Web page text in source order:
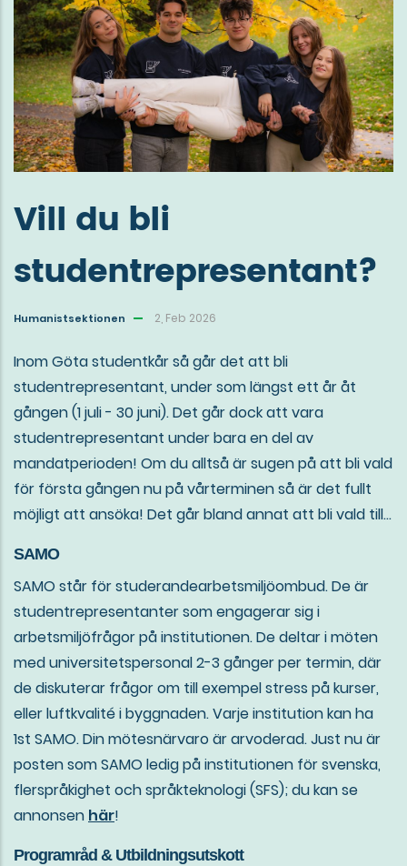
Vill du bli
studentrepresentant?
Humanistsektionen 2, Feb 2026
Inom Göta studentkår så går det att bli
studentrepresentant, under som längst ett år åt
gången (1 juli - 30 juni). Det går dock att vara
studentrepresentant under bara en del av
mandatperioden! Om du alltså är sugen på att bli vald
för första gången nu på vårterminen så är det fullt
möjligt att ansöka! Det går bland annat att bli vald till...
SAMO
SAMO står för studerandearbetsmiljöombud. De är
studentrepresentanter som engagerar sig i
arbetsmiljöfrågor på institutionen. De deltar i möten
med universitetspersonal 2-3 gånger per termin, där
de diskuterar frågor om till exempel stress på kurser,
eller luftkvalité i byggnaden. Varje institution kan ha
1st SAMO. Din mötesnärvaro är arvoderad. Just nu är
posten som SAMO ledig på institutionen för svenska,
flerspråkighet och språkteknologi (SFS); du kan se
annonsen här!
Programråd & Utbildningsutskott